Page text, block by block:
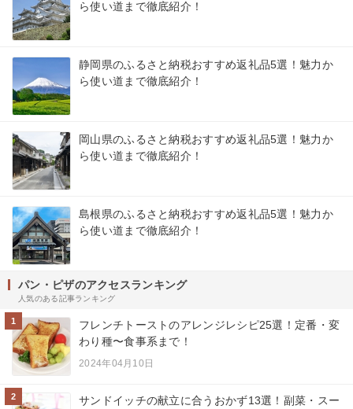
ら使い道まで徹底紹介！
静岡県のふるさと納税おすすめ返礼品5選！魅力か
ら使い道まで徹底紹介！
岡山県のふるさと納税おすすめ返礼品5選！魅力か
ら使い道まで徹底紹介！
島根県のふるさと納税おすすめ返礼品5選！魅力か
ら使い道まで徹底紹介！
パン・ピザのアクセスランキング
人気のある記事ランキング
1
フレンチトーストのアレンジレシピ25選！定番・変
わり種〜食事系まで！
2024年04月10日
2
サンドイッチの献立に合うおかず13選！副菜・スー